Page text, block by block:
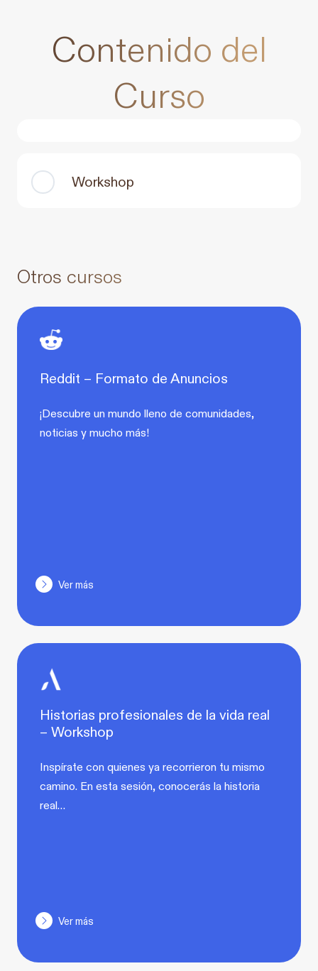
Contenido del
Curso
Workshop
Otros cursos
Reddit – Formato de Anuncios
¡Descubre un mundo lleno de comunidades,
noticias y mucho más!
Ver más
Historias profesionales de la vida real
– Workshop
Inspírate con quienes ya recorrieron tu mismo
camino. En esta sesión, conocerás la historia
real…
Ver más